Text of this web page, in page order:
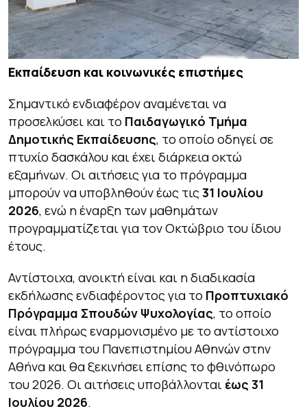
Εκπαίδευση και κοινωνικές επιστήμες
Σημαντικό ενδιαφέρον αναμένεται να
προσελκύσει και το Παιδαγωγικό Τμήμα
Δημοτικής Εκπαίδευσης, το οποίο οδηγεί σε
πτυχίο δασκάλου και έχει διάρκεια οκτώ
εξαμήνων. Οι αιτήσεις για το πρόγραμμα
μπορούν να υποβληθούν έως τις31 Ιουλίου
2026, ενώ η έναρξη των μαθημάτων
προγραμματίζεται για τον Οκτώβριο του ίδιου
έτους.
Αντίστοιχα, ανοικτή είναι και η διαδικασία
εκδήλωσης ενδιαφέροντος για το Προπτυχιακό
Πρόγραμμα Σπουδών Ψυχολογίας, το οποίο
είναι πλήρως εναρμονισμένο με το αντίστοιχο
πρόγραμμα του Πανεπιστημίου Αθηνών στην
Αθήνα και θα ξεκινήσει επίσης το φθινόπωρο
του 2026. Οι αιτήσεις υποβάλλονται έως 31
Ιουλίου 2026.